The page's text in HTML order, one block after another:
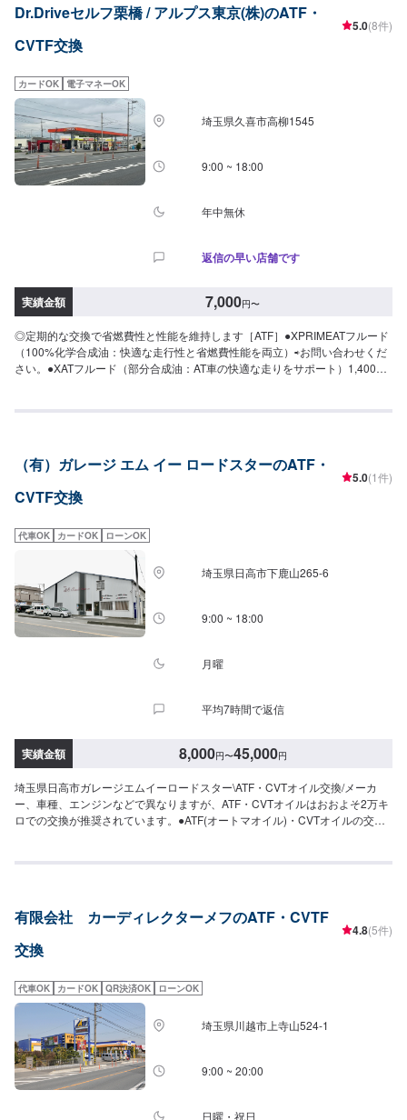
込み・引き取り【4】正式なお見積り【5】作業開始【6】納車時のお支払い<
代車について>ガレーヂマツザキでは、鈑金・塗装・修理等で愛車をお預かり
している間、代車をお貸し致します。台数も豊富な20台ご用意しておりま
ください。※代車の燃料代はお客様にご負担いただいております。<定休日・
営業時間>定休日：なし営業時間：9:00~18:00クレジット・QR決済などをご
希望の方は事前にお申し付けください。
Dr.Driveセルフ栗橋 / アルプス東京(株)のATF・
CVTF交換
5.0(8件)
カードOK 電子マネーOK
埼玉県久喜市高柳1545
9:00 ~ 18:00
年中無休
返信の早い店舗です
実績金額 7,000円〜
◎定期的な交換で省燃費性と性能を維持します［ATF］●XPRIMEATフルード
（100%化学合成油：快適な走行性と省燃費性能を両立）⇨お問い合わせくだ
さい。●XATフルード（部分合成油：AT車の快適な走りをサポート）1,400円
交換技術料・・・1,500円
（有）ガレージ エム イー ロードスターのATF・
CVTF交換
5.0(1件)
代車OK カードOK ローンOK
埼玉県日高市下鹿山265-6
9:00 ~ 18:00
月曜
平均7時間で返信
実績金額 8,000円〜45,000円
埼玉県日高市ガレージエムイーロードスター\ATF・CVTオイル交換/メーカ
ー、車種、エンジンなどで異なりますが、ATF・CVTオイルはおおよそ2万キ
ロでの交換が推奨されています。●ATF(オートマオイル)・CVTオイルの交
できるATオイルチェンジャーです。✔️過走行車、CVTオイルも交換可能で
人による確かな施工●新品より美しく●品質には自信あり！技術ならどこにも
負けません！●匠の技術で、お客様の車の不具合ももとどおりに修理。【1】
オファーからお問合せ【2】入庫・お車の確認【3】お見積り【4】お見積り
車について>自費修理、整備に限り代車の貸し出しを無料で行っております。
有償でのレンタル貸出も行っております。お気軽にご相談下さい。※代車の燃
料代はお客様にご負担いただいております。<定休日・営業時間>定休日：月
曜日営業時間：9:00~18:00
有限会社 カーディレクターメフのATF・CVTF
交換
4.8(5件)
代車OK カードOK QR決済OK ローンOK
埼玉県川越市上寺山524-1
9:00 ~ 20:00
日曜・祝日